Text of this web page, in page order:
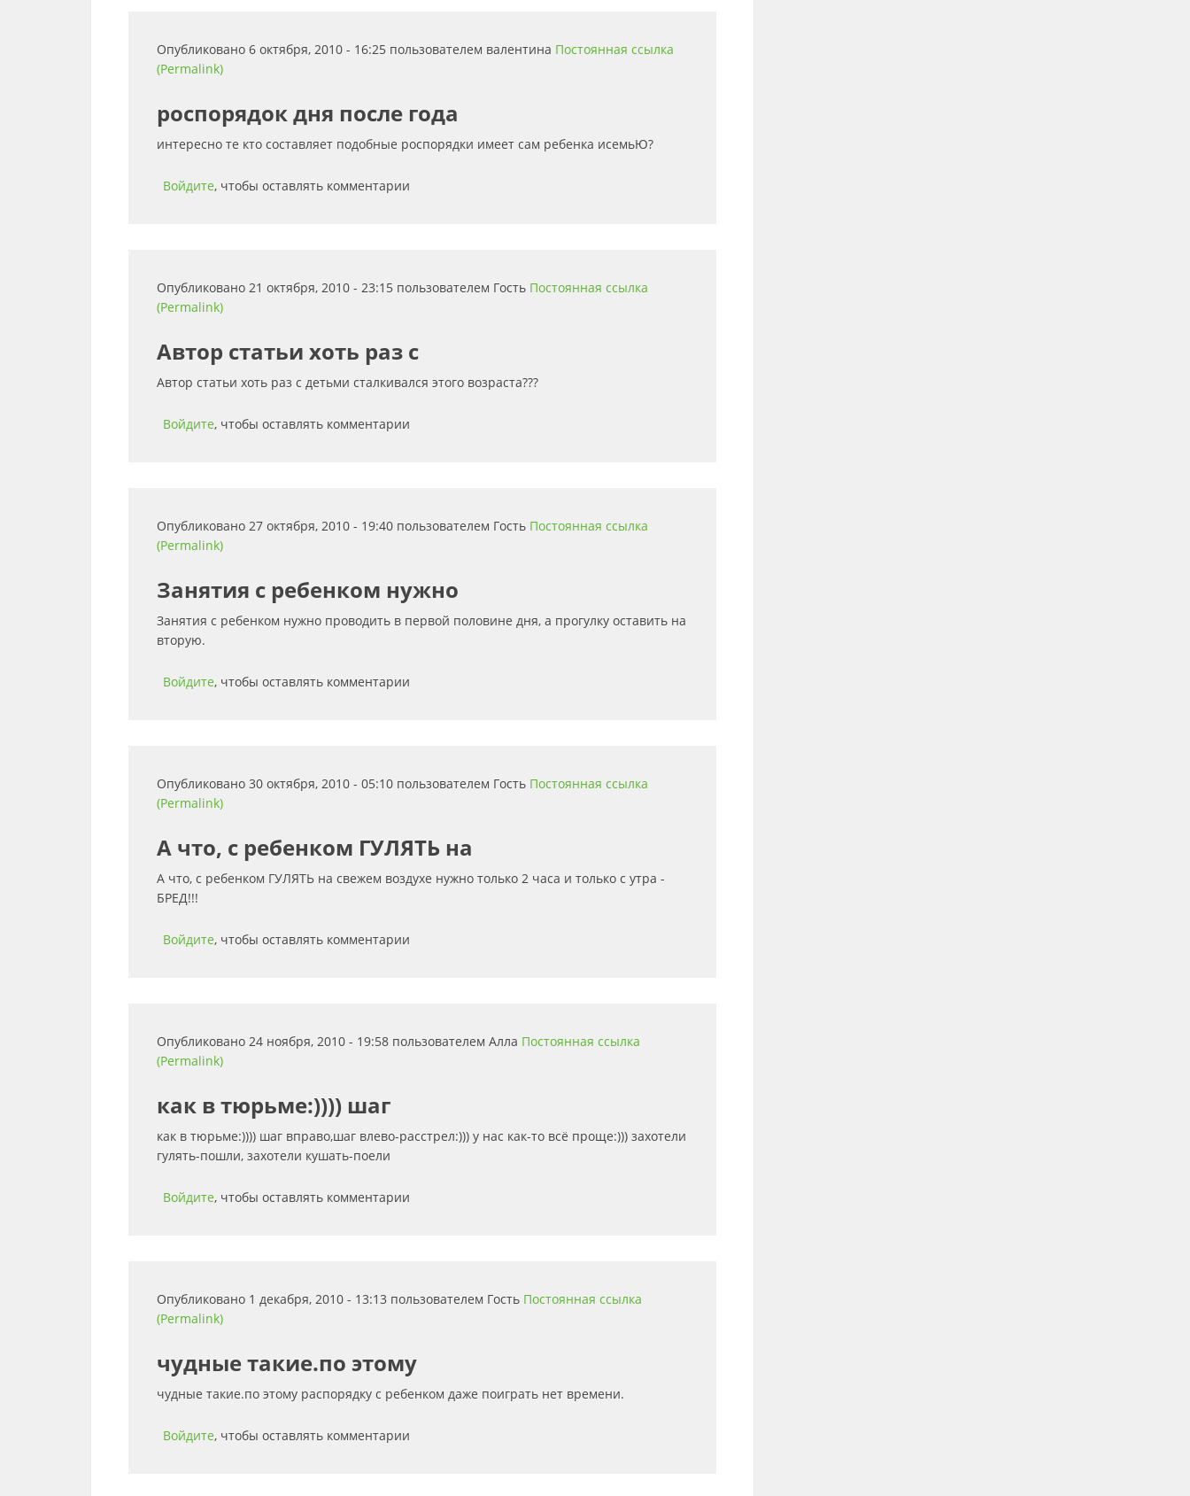
Опубликовано 6 октября, 2010 - 16:25 пользователем валентина Постоянная ссылка
(Permalink)
роспорядок дня после года
интересно те кто составляет подобные роспорядки имеет сам ребенка исемьЮ?
Войдите, чтобы оставлять комментарии
Опубликовано 21 октября, 2010 - 23:15 пользователем Гость Постоянная ссылка
(Permalink)
Автор статьи хоть раз с
Автор статьи хоть раз с детьми сталкивался этого возраста???
Войдите, чтобы оставлять комментарии
Опубликовано 27 октября, 2010 - 19:40 пользователем Гость Постоянная ссылка
(Permalink)
Занятия с ребенком нужно
Занятия с ребенком нужно проводить в первой половине дня, а прогулку оставить на
вторую.
Войдите, чтобы оставлять комментарии
Опубликовано 30 октября, 2010 - 05:10 пользователем Гость Постоянная ссылка
(Permalink)
А что, с ребенком ГУЛЯТЬ на
А что, с ребенком ГУЛЯТЬ на свежем воздухе нужно только 2 часа и только с утра -
БРЕД!!!
Войдите, чтобы оставлять комментарии
Опубликовано 24 ноября, 2010 - 19:58 пользователем Алла Постоянная ссылка
(Permalink)
как в тюрьме:)))) шаг
как в тюрьме:)))) шаг вправо,шаг влево-расстрел:))) у нас как-то всё проще:))) захотели
гулять-пошли, захотели кушать-поели
Войдите, чтобы оставлять комментарии
Опубликовано 1 декабря, 2010 - 13:13 пользователем Гость Постоянная ссылка
(Permalink)
чудные такие.по этому
чудные такие.по этому распорядку с ребенком даже поиграть нет времени.
Войдите, чтобы оставлять комментарии